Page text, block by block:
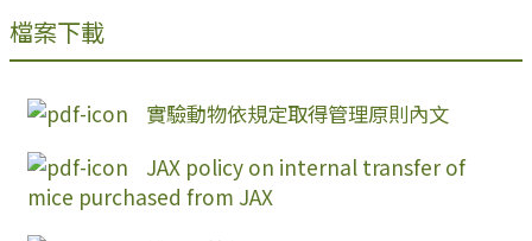
檔案下載
實驗動物依規定取得管理原則內文
JAX policy on internal transfer of
mice purchased from JAX